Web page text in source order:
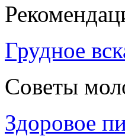
Грудное
Советы
Здоровое